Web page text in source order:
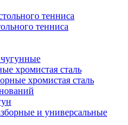
тенниса
тенниса
хромистая сталь
хромистая сталь
и универсальные